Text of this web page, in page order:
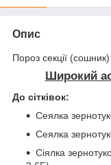
Опис
Пороз секції
Широкий
До сітківок:
Сеялка
Сеялка
Сіялка